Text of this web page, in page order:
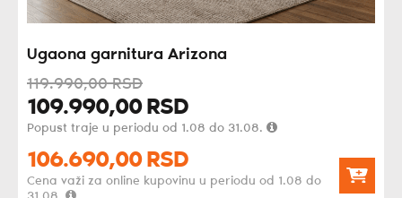
Ugaona garnitura Arizona
119.990,00 RSD
109.990,00 RSD
Popust traje u periodu od 1.08 do 31.08.
106.690,00 RSD
Cena važi za online kupovinu u periodu od 1.08 do